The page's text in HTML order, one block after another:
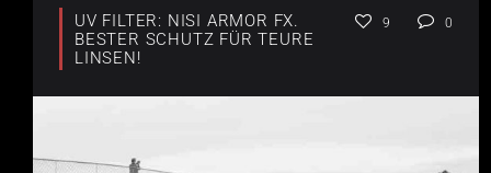
UV FILTER: NISI ARMOR FX.
BESTER SCHUTZ FÜR TEURE
LINSEN!
9 0